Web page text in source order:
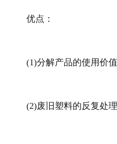
优点：
(1)分解产品的使用价
(2)废旧塑料的反复处理